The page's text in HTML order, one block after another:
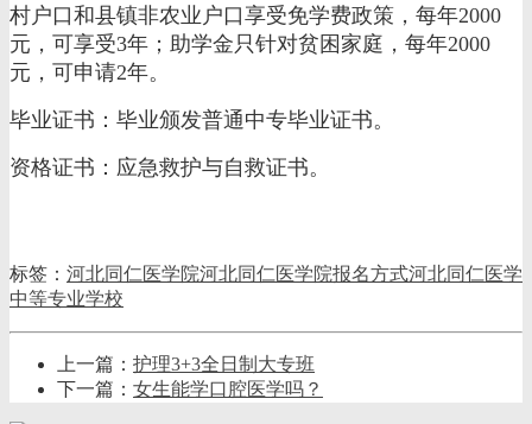
村户口和县镇非农业户口享受免学费政策，每年2000
元，可享受3年；助学金只针对贫困家庭，每年2000
元，可申请2年。
毕业证书：毕业颁发普通中专毕业证书。
资格证书：应急救护与自救证书。
标签： 河北同仁医学院河北同仁医学院报名方式河北同仁医学
中等专业学校
上一篇： 护理3+3全日制大专班
下一篇： 女生能学口腔医学吗？